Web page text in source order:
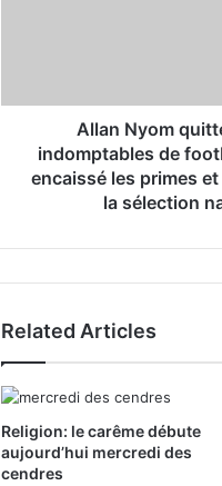
r
Allan Nyom
indomptables de
encaissé les primes
la sélection
Related Articles
Religion: le carême débute
aujourd’hui mercredi des
cendres